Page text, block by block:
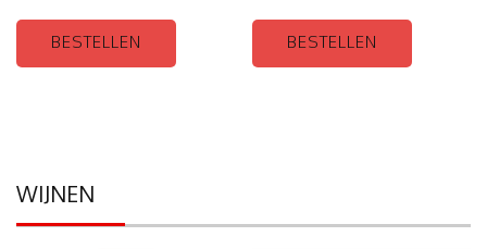
BESTELLEN BESTELLEN
WIJNEN